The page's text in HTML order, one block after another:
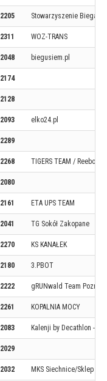
2205 Stowarzyszenie
2311 WOZ-TRANS
2048 biegusiem.pl
2174
2128
2093 elko24.pl
2289
2268 TIGERS TEAM /
2080
2161 ETA UPS TEAM
2041 TG Sokół Zakopane
2270 KS KANAŁEK
2180 3.PBOT
2222 gRUNwald Team Poznań
2261 KOPALNIA MOCY
2083 Kalenji by Decathlon -
2029
2032 MKS Siechnice/Sklep